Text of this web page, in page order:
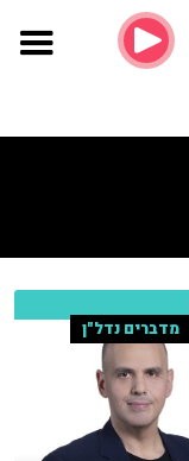
מדברים נדל"ן